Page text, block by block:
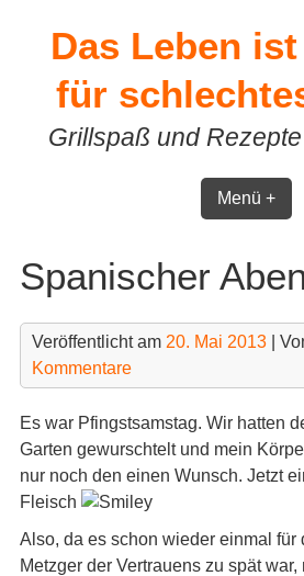
contentDas Leben
für
Grillspaß und
Menü +
Spanischer
Veröffentlicht am 20. Mai 2013|
Kommentare
Es war Pfingstsamstag. Wir hatten
Garten gewurschtelt und mein
nur noch den einen Wunsch. Jetzt
Fleisch
Also, da es schon wieder einmal für
Metzger der Vertrauens zu spät war,